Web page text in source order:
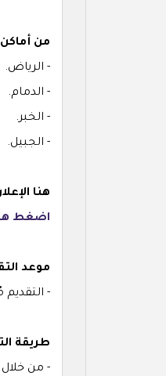
من
- الرياض.
- الدمام.
- الخبر.
- الجبيل.
هنا
اضغط
موعد
- التقديم مُتاح
طريقة
- من خلال